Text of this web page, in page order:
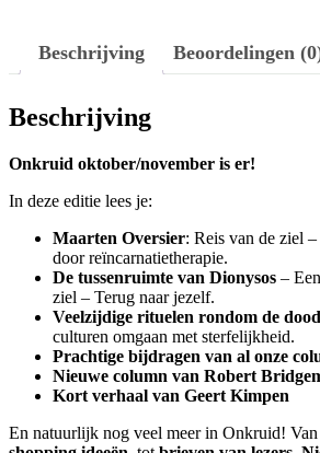
Beschrijving Beoordelingen
Beschrijving
Onkruid oktober/november is er!
In deze editie lees je:
Maarten Oversier: Reis van de ziel
door reïncarnatietherapie.
De tussenruimte van Dionysos –
ziel – Terug naar jezelf.
Veelzijdige rituelen rondom de dood
culturen omgaan met sterfelijkheid.
Prachtige bijdragen van al onze
Nieuwe column van Robert
Kort verhaal van Geert Kimpen
En natuurlijk nog veel meer in Onkruid! Van